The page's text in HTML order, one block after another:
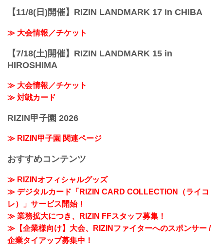
【11/8(日)開催】RIZIN LANDMARK 17 in CHIBA
≫ 大会情報／チケット
【7/18(土)開催】RIZIN LANDMARK 15 in
HIROSHIMA
≫ 大会情報／チケット
≫ 対戦カード
RIZIN甲子園 2026
≫ RIZIN甲子園 関連ページ
おすすめコンテンツ
≫ RIZINオフィシャルグッズ
≫ デジタルカード「RIZIN CARD COLLECTION（ライコ
レ）」サービス開始！
≫ 業務拡大につき、RIZIN FFスタッフ募集！
≫【企業様向け】大会、RIZINファイターへのスポンサー /
企業タイアップ募集中！